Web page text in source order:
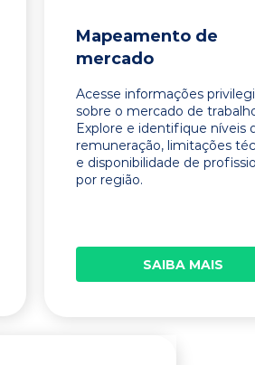
Mapeamento de
mercado
Acesse informações
sobre o mercado de
Explore e identifique níveis
remuneração, limitações
e disponibilidade de
por região.
SAIBA MAIS